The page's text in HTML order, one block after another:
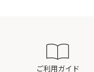
ご利用ガイド